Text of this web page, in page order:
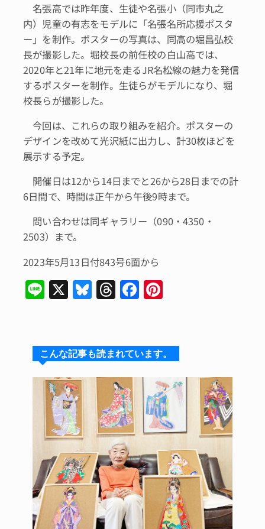
名張高では昨年度、生徒や名張小（同市丸之
内）児童の有志をモデルに「名張名所応援ポスタ
ー」を制作。ポスターの写真は、同高の堀昌弘校
長が撮影した。堀校長の前任校の白山高では、
2020年と21年に地元を走るJR名松線の魅力を発信
するポスターを制作。生徒らがモデルになり、堀
校長らが撮影した。
今回は、これらの取り組みを紹介。ポスターの
デザインを改めて光沢紙に出力し、計30枚ほどを
展示する予定。
開催日は12から14日までと26から28日までの計
6日間で、時間は正午から午後9時まで。
問い合わせは同ギャラリー（090・4350・
2503）まで。
2023年5月13日付843号6面から
Li
n
X Bl
u
s
k
y
T
hr
a
d
s
F
a
e
b
o
o
k
re
st
こんな記事も読まれています。